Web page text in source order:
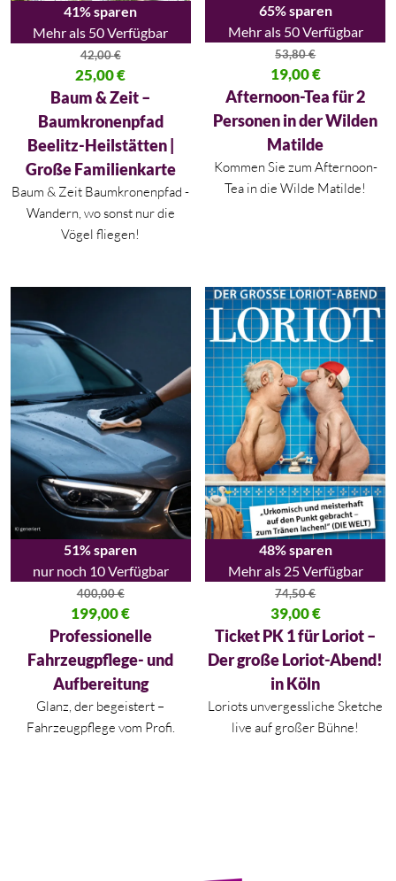
41% sparen
Mehr als 50 Verfügbar
42,00€
Ursprünglicher Preis war: 42,00 €
25,00€
Aktueller Preis ist: 25,00 €.
Baum & Zeit –
Baumkronenpfad
Beelitz-Heilstätten |
Große Familienkarte
Baum & Zeit Baumkronenpfad -
Wandern, wo sonst nur die
Vögel fliegen!
65% sparen
Mehr als 50 Verfügbar
53,80€
Ursprünglicher Preis war:
19,00€
Aktueller Preis ist: 19,00 €.
Afternoon-Tea für 2
Personen in der Wilden
Matilde
Kommen Sie zum Afternoon-
Tea in die Wilde Matilde!
51% sparen
nur noch 10 Verfügbar
400,00€
Ursprünglicher Preis war: 400,00 €
199,00€
Aktueller Preis ist: 199,00 €.
Professionelle
Fahrzeugpflege- und
Aufbereitung
Glanz, der begeistert –
Fahrzeugpflege vom Profi.
48% sparen
Mehr als 25 Verfügbar
74,50€
Ursprünglicher Preis war:
39,00€
Aktueller Preis ist: 39,00 €.
Ticket PK 1 für Loriot –
Der große Loriot-Abend!
in Köln
Loriots unvergessliche Sketche
live auf großer Bühne!